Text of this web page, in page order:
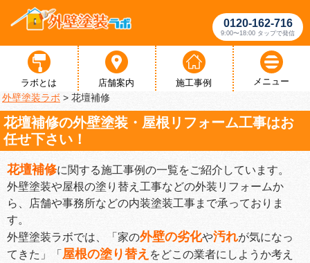
0120-162-716
9:00〜18:00 タップで発信
ラボとは 店舗案内 施工事例 メニュー
外壁塗装ラボ > 花壇補修
花壇補修の外壁塗装・屋根リフォーム工事はお
任せ下さい！
花壇補修に関する施工事例の一覧をご紹介しています。
外壁塗装や屋根の塗り替え工事などの外装リフォームか
ら、店舗や事務所などの内装塗装工事まで承っておりま
す。
外壁塗装ラボでは、「家の外壁の劣化や汚れが気になっ
てきた」「 屋根の塗り替え をどこの業者にしようか考え